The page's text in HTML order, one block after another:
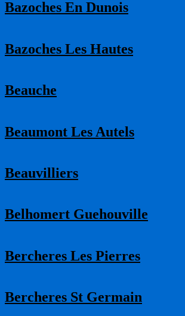
Bazoches En Dunois
Bazoches Les Hautes
Beauche
Beaumont Les Autels
Beauvilliers
Belhomert Guehouville
Bercheres Les Pierres
Bercheres St Germain